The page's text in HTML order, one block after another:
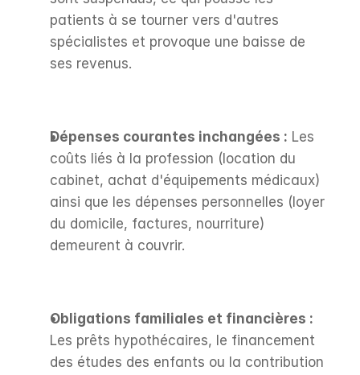
patients à se tourner vers d'autres
spécialistes et provoque une baisse de
ses revenus.
Dépenses courantes inchangées : Les
coûts liés à la profession (location du
cabinet, achat d'équipements médicaux)
ainsi que les dépenses personnelles (loyer
du domicile, factures, nourriture)
demeurent à couvrir.
Obligations familiales et financières :
Les prêts hypothécaires, le financement
des études des enfants ou la contribution